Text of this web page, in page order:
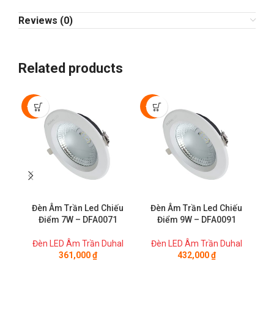
Reviews (0)
Related products
-50%
Đèn Âm Trần Led Chiếu
Điểm 7W – DFA0071
Đèn LED Âm Trần Duhal
361,000₫
-50%
Đèn Âm Trần Led Chiếu
Điểm 9W – DFA0091
Đèn LED Âm Trần Duhal
432,000₫